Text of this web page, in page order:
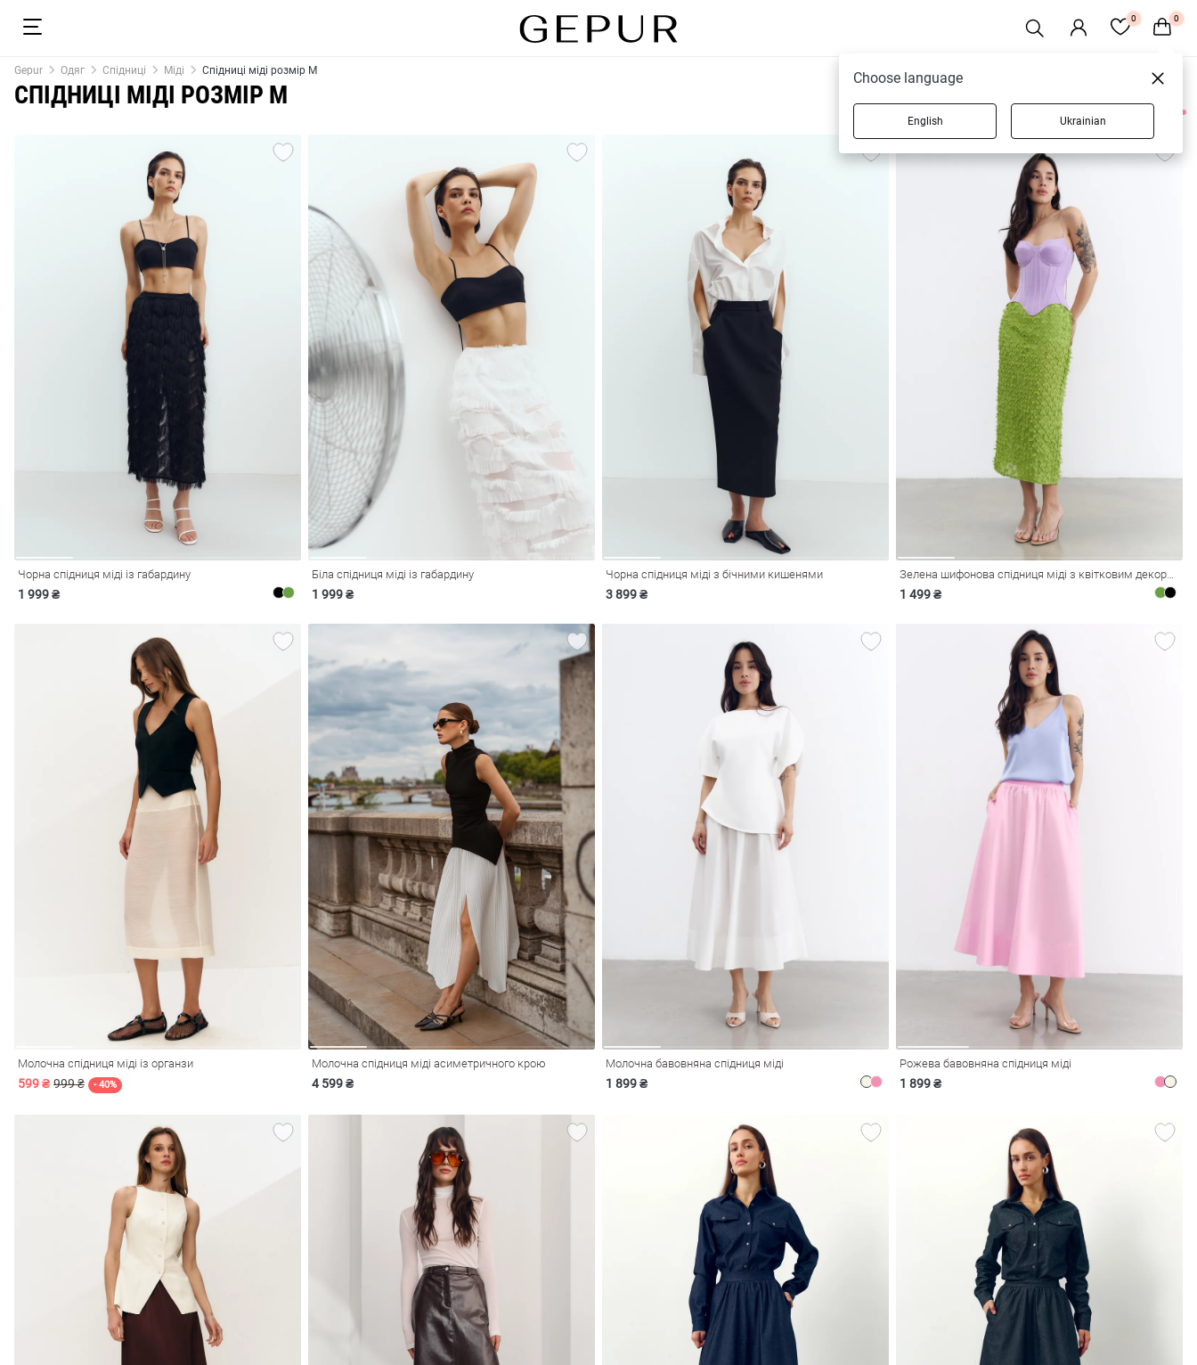
0 0
КосметикаХустки
Gepur Одяг Спідниці Міді Спідниці міді розмір M
СПІДНИЦІ МІДІ РОЗМІР M
18 товарів
Чорна спідниця міді із габардину
1 999 ₴
Біла спідниця міді із габардину
1 999 ₴
Чорна спідниця міді з бічними кишенями
3 899 ₴
Зелена шифонова спідниця міді з квітковим декором
1 499 ₴
Молочна спідниця міді із органзи
599 ₴ 999 ₴ - 40%
Молочна спідниця міді асиметричного крою
4 599 ₴
Молочна бавовняна спідниця міді
1 899 ₴
Рожева бавовняна спідниця міді
1 899 ₴
Choose language
English Ukrainian